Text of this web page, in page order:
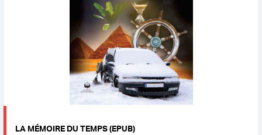
LA MÉMOIRE DU TEMPS (EPUB)